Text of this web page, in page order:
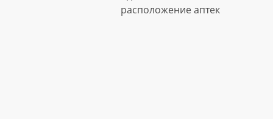
расположение аптек